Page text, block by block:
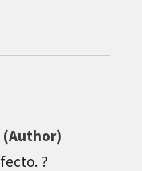
(Author)
?